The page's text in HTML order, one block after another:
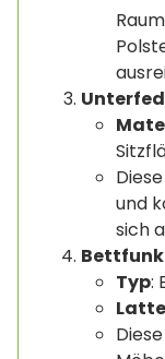
und
sich
Typ: